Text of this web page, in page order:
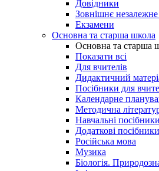
Довідники
Зовнішнє
Екзамени
Основна та старша школа
Основна та старша
Показати всі
Для вчителів
Дидактичний
Посібники для
Календарне
Методична
Навчальні
Додаткові посібники
Російська мова
Музика
Біологія.